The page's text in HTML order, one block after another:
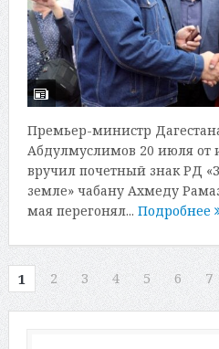
Премьер-министр
Абдулмуслимов 20 июля от
вручил почетный знак РД
земле» чабану Ахмеду
мая перегонял... Подробнее
1 2 3 4 5 6 7